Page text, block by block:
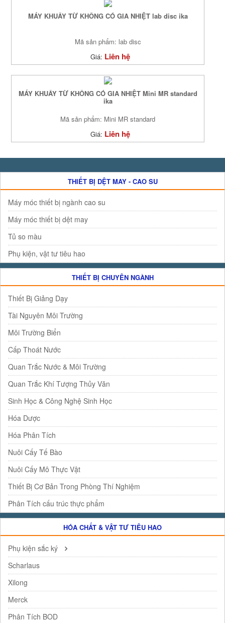
MÁY KHUẤY TỪ KHÔNG CÓ GIA NHIỆT lab disc ika
Mã sản phẩm: lab disc
Giá: Liên hệ
MÁY KHUẤY TỪ KHÔNG CÓ GIA NHIỆT Mini MR standard
ika
Mã sản phẩm: Mini MR standard
Giá: Liên hệ
THIẾT BỊ DỆT MAY - CAO SU
Máy móc thiết bị ngành cao su
Máy móc thiết bị dệt may
Tủ so màu
Phụ kiện, vật tư tiêu hao
THIẾT BỊ CHUYÊN NGÀNH
Thiết Bị Giảng Dạy
Tài Nguyên Môi Trường
Môi Trường Biển
Cấp Thoát Nước
Quan Trắc Nước & Môi Trường
Quan Trắc Khí Tượng Thủy Văn
Sinh Học & Công Nghệ Sinh Học
Hóa Dược
Hóa Phân Tích
Nuôi Cấy Tế Bào
Nuôi Cấy Mô Thực Vật
Thiết Bị Cơ Bản Trong Phòng Thí Nghiệm
Phân Tích cấu trúc thực phẩm
HÓA CHẤT & VẬT TƯ TIÊU HAO
Phụ kiện sắc ký
Scharlaus
Xilong
Merck
Phân Tích BOD